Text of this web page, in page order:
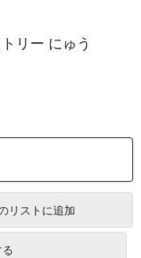
リー にゅう
リストに追加